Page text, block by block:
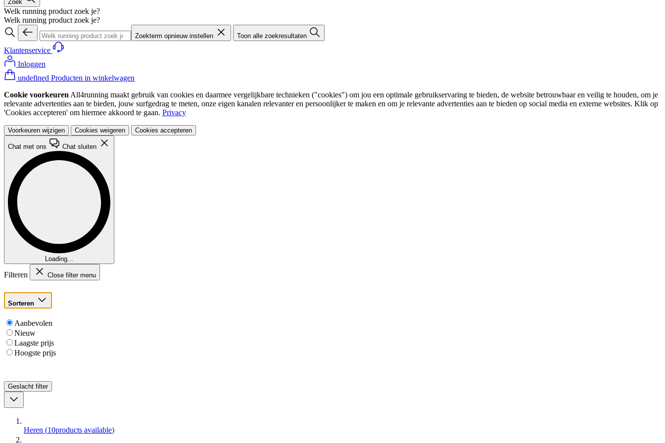
Zoek
Welk running product zoek je?
Welk running product zoek je?
Zoekterm opnieuw instellen Toon alle zoekresultaten
Klantenservice
Inloggen
undefined Producten in winkelwagen
Cookie voorkeuren All4running maakt gebruik van cookies en daarmee vergelijkbare technieken ("cookies") om jou een optimale gebruikservaring te bieden, de website betrouwbaar en veilig te houden, om je
relevante advertenties aan te bieden, jouw surfgedrag te meten, onze eigen kanalen relevanter en persoonlijker te maken en om je relevante advertenties aan te bieden op social media en externe websites. Klik op
'Cookies accepteren' om hiermee akkoord te gaan. Privacy
Voorkeuren wijzigen Cookies weigeren Cookies accepteren
Chat met ons Chat sluiten
Loading...
Filteren Close filter menu
Sorteren
Aanbevolen
Nieuw
Laagste prijs
Hoogste prijs
Geslacht filter
Heren (10products available)